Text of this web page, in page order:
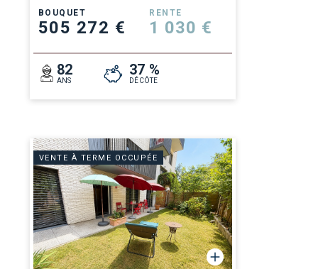
BOUQUET
505 272 €
RENTE
1 030 €
82
ANS
37 %
DÉCÔTE
VENTE À TERME OCCUPÉE